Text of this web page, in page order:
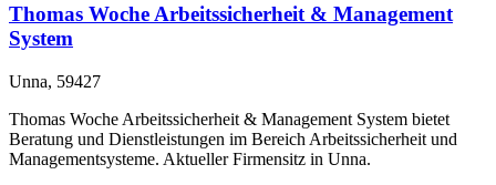
Thomas Woche Arbeitssicherheit & Management
System
Unna, 59427
Thomas Woche Arbeitssicherheit & Management System bietet
Beratung und Dienstleistungen im Bereich Arbeitssicherheit und
Managementsysteme. Aktueller Firmensitz in Unna.